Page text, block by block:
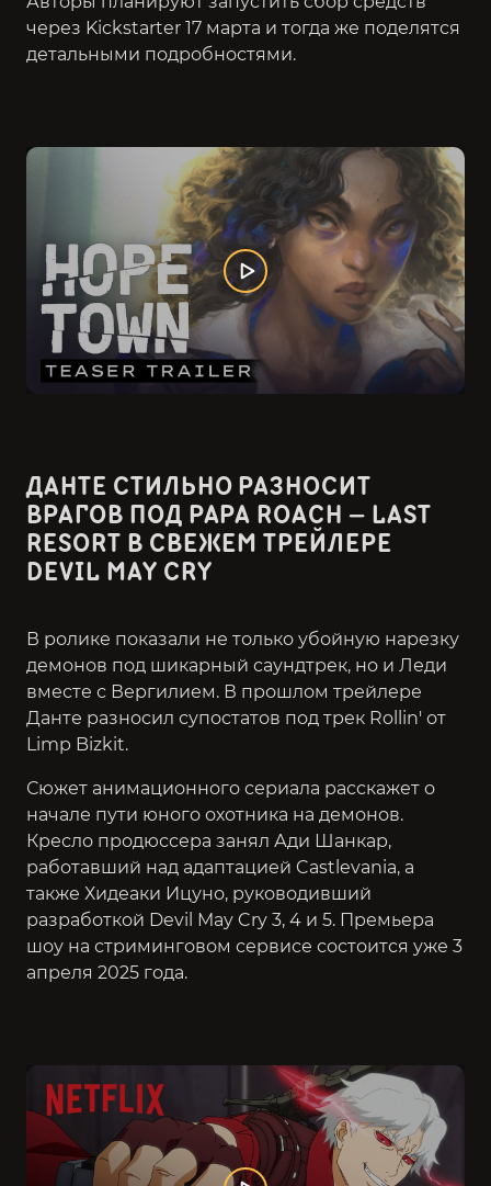
через Kickstarter 17 марта и тогда же поделятся
детальными подробностями.
ДАНТЕ СТИЛЬНО РАЗНОСИТ
ВРАГОВ ПОД PAPA ROACH — LAST
RESORT В СВЕЖЕМ ТРЕЙЛЕРЕ
DEVIL MAY CRY
В ролике показали не только убойную нарезку
демонов под шикарный саундтрек, но и Леди
вместе с Вергилием. В прошлом трейлере
Данте разносил супостатов под трек Rollin' от
Limp Bizkit.
Сюжет анимационного сериала расскажет о
начале пути юного охотника на демонов.
Кресло продюссера занял Ади Шанкар,
работавший над адаптацией Castlevania, а
также Хидеаки Ицуно, руководивший
разработкой Devil May Cry 3, 4 и 5. Премьера
шоу на стриминговом сервисе состоится уже 3
апреля 2025 года.